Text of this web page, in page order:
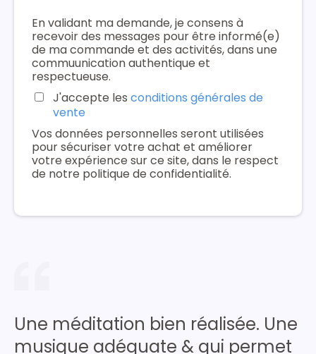
En validant ma demande, je consens à
recevoir des messages pour être informé(e)
de ma commande et des activités, dans une
commuunication authentique et
respectueuse.
J'accepte les conditions générales de
vente
Vos données personnelles seront utilisées
pour sécuriser votre achat et améliorer
votre expérience sur ce site, dans le respect
de notre politique de confidentialité.
Une méditation bien réalisée. Une
musique adéquate & qui permet